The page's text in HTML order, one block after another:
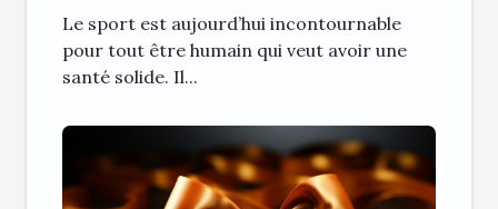
de sport ?
Le sport est aujourd’hui incontournable
pour tout être humain qui veut avoir une
santé solide. Il...